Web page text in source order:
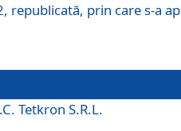
republicată, prin care s-a
Tetkron S.R.L.